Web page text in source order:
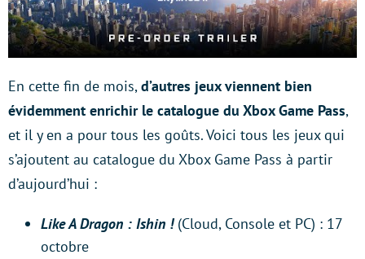
En cette fin de mois,d’autres jeux viennent bien
évidemment enrichir le catalogue du Xbox Game Pass,
et il y en a pour tous les goûts. Voici tous les jeux qui
s’ajoutent au catalogue du Xbox Game Pass à partir
d’aujourd’hui :
Like A Dragon : Ishin !(Cloud, Console et PC) : 17
octobre